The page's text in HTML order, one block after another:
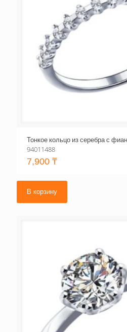
Тонкое кольцо из серебра с
94011488
7,900 ₸
В корзину